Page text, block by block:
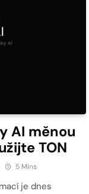
AI měnou
TON
5 Mins
je dnes